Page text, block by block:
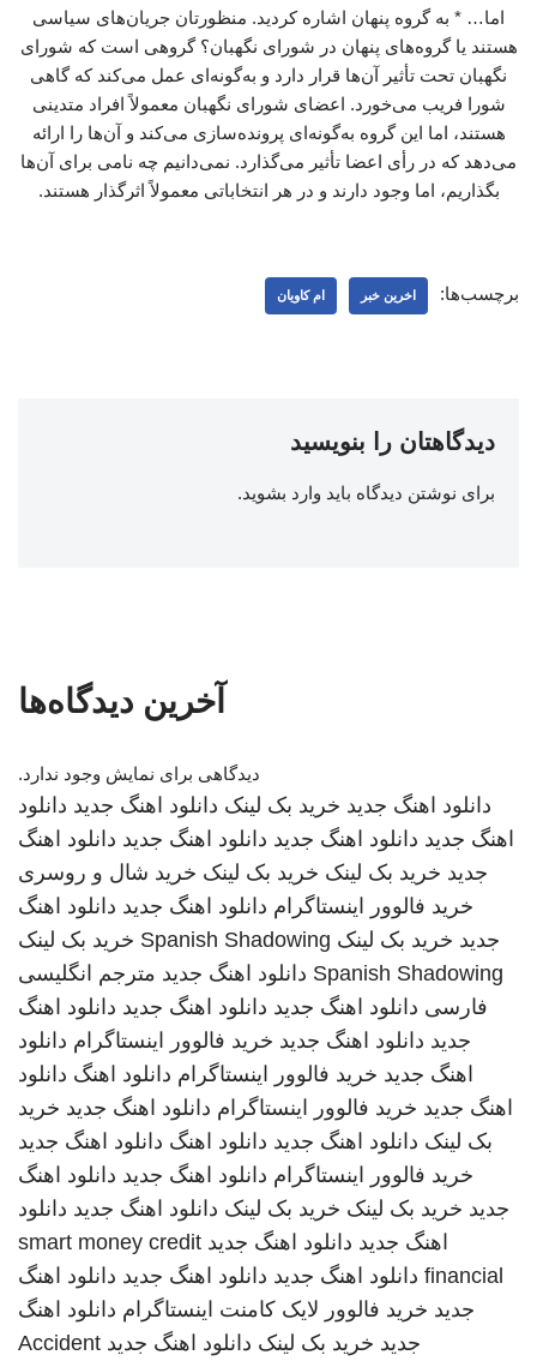
اما… * به گروه پنهان اشاره کردید. منظورتان جریان‌های سیاسی
هستند یا گروه‌های پنهان در شورای نگهبان؟ گروهی است که شورای
نگهبان تحت تأثیر آن‌ها قرار دارد و به‌گونه‌ای عمل می‌کند که گاهی
شورا فریب می‌خورد. اعضای شورای نگهبان معمولاً افراد متدینی
هستند، اما این گروه به‌گونه‌ای پرونده‌سازی می‌کند و آن‌ها را ارائه
می‌دهد که در رأی اعضا تأثیر می‌گذارد. نمی‌دانیم چه نامی برای آن‌ها
بگذاریم، اما وجود دارند و در هر انتخاباتی معمولاً اثرگذار هستند.
برچسب‌ها: اخرین خبر ام کاویان
دیدگاهتان را بنویسید
برای نوشتن دیدگاه باید وارد بشوید.
آخرین دیدگاه‌ها
دیدگاهی برای نمایش وجود ندارد.
دانلود اهنگ جدید خرید بک لینک دانلود اهنگ جدید دانلود
اهنگ جدید دانلود اهنگ جدید دانلود اهنگ جدید دانلود اهنگ
جدید خرید بک لینک خرید بک لینک خرید شال و روسری
خرید فالوور اینستاگرام دانلود اهنگ جدید دانلود اهنگ
جدید خرید بک لینک Spanish Shadowing خرید بک لینک
Spanish Shadowing دانلود اهنگ جدید مترجم انگلیسی
فارسی دانلود اهنگ جدید دانلود اهنگ جدید دانلود اهنگ
جدید دانلود اهنگ جدید خرید فالوور اینستاگرام دانلود
اهنگ جدید خرید فالوور اینستاگرام دانلود اهنگ دانلود
اهنگ جدید خرید فالوور اینستاگرام دانلود اهنگ جدید خرید
بک لینک دانلود اهنگ جدید دانلود اهنگ دانلود اهنگ جدید
خرید فالوور اینستاگرام دانلود اهنگ جدید دانلود اهنگ
جدید خرید بک لینک خرید بک لینک دانلود اهنگ جدید دانلود
اهنگ جدید دانلود اهنگ جدید smart money credit
financial دانلود اهنگ جدید دانلود اهنگ جدید دانلود اهنگ
جدید خرید فالوور لایک کامنت اینستاگرام دانلود اهنگ
جدید خرید بک لینک دانلود اهنگ جدید Accident